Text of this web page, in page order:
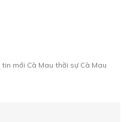
tin mới Cà Mau thời sự Cà Mau